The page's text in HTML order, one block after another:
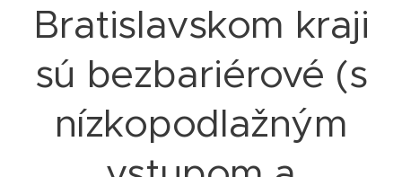
Bratislavskom kraji
sú bezbariérové (s
nízkopodlažným